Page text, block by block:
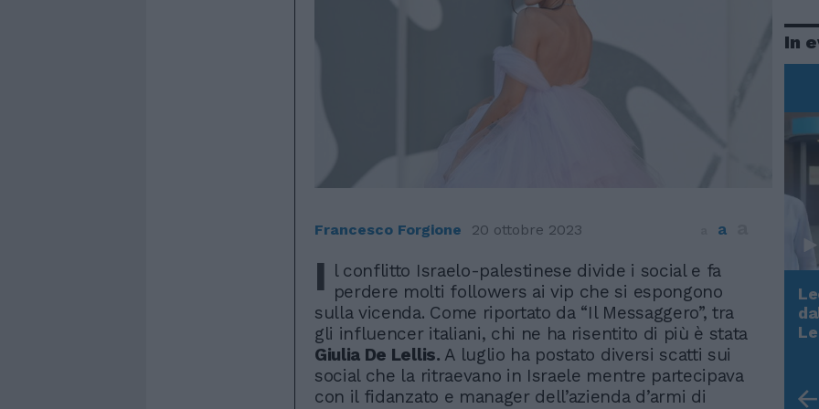
Francesco Forgione 20 ottobre 2023 a
I l conflitto Israelo-palestinese divide i social e fa
perdere molti followers ai vip che si espongono
sulla vicenda. Come riportato da “Il Messaggero”, tra
gli influencer italiani, chi ne ha risentito di più è stata
Giulia De Lellis. A luglio ha postato diversi scatti sui
social che la ritraevano in Israele mentre partecipava
con il fidanzato e manager dell’azienda d’armi di
In
Rudy Giuliani a Come States?
Trump, Meloni e la strategia
americana